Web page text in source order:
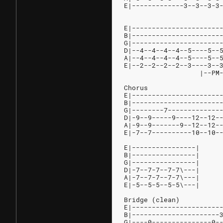
E|-------------3--3--3-
D|--4--4--4--4--5----5--
A|--4--4--4--4--5----5--
E|--2--2--2--2--3----3--
|--
Chorus
G|--------
D|-9--9-----9----12--
A|-9--9-------9--12--
E|-7--7----------10--
E|----------------|
B|----------------|
G|----------------|
D|-7--7-7--7-7\---|
A|-7--7-7--7-7\---|
E|-5--5-5--5-5\---|
Bridge (clean)
B|----------------------